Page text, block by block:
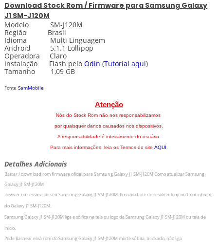
Download Stock Rom / Firmware para Samsung Galaxy
J1 SM-J120M
Modelo SM-J120M
Região Brasil
Idioma Multi Linguagem
Android 5.1.1 Lollipop
Operadora Claro
Instalação Flash pelo Odin (Tutorial aqui)
Tamanho 1,09 GB
Fonte SamMobile
Atenção
Nós do Stock Rom não nos responsabilizamos
por quaisquer danos causados nos dispositivos.
A responsabilidade é inteiramente do usuário.
Para mais informações, leia os Termos do site AQUI
Detalhes Adicionais
Baixar / download rom firmware oficial paraSamsung Galaxy J1 SM-J120MComo atualizarSamsung
Galaxy J1 SM-J120M
reviver ou ressuscitar seu Samsung Galaxy J1 SM-J120M. Possibilidade de resolver loop ou boot infinito
doGalaxy J1 SM-J120M.
Samsung Galaxy J1 SM-J120Mliga e só fica na tela ou logo daSamsung Galaxy J1 SM-J120M ou tela de
inicio.
Pode flashear essa rom doSamsung Galaxy J1 SM-J120M morte súbita, brickado, não liga